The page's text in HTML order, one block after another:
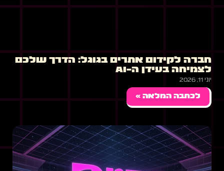
חברה לקידום אתרים בגוגל: הדרך שלכם
לצמיחה בעידן ה-AI
יוני 11, 2026
לכתבה המלאה »